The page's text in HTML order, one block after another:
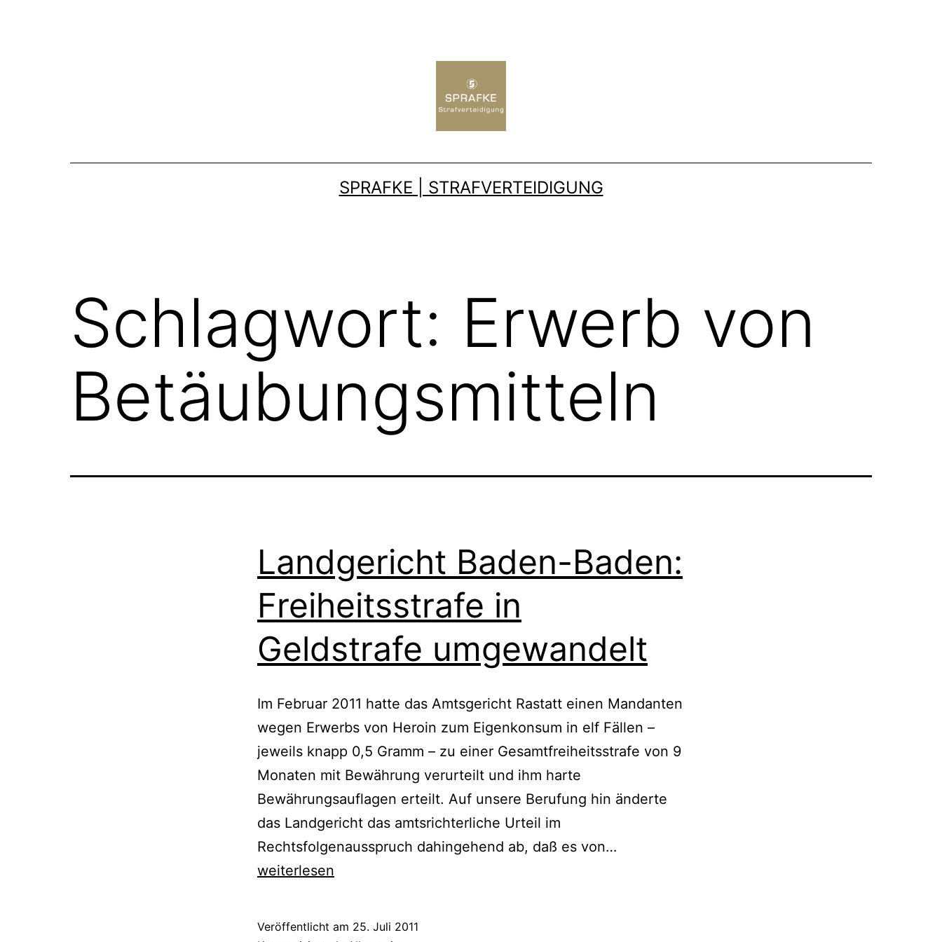
SPRAFKE | STRAFVERTEIDIGUNG
Schlagwort: Erwerb von
Betäubungsmitteln
Landgericht Baden-Baden:
Freiheitsstrafe in
Geldstrafe umgewandelt
Im Februar 2011 hatte das Amtsgericht Rastatt einen Mandanten
wegen Erwerbs von Heroin zum Eigenkonsum in elf Fällen –
jeweils knapp 0,5 Gramm – zu einer Gesamtfreiheitsstrafe von 9
Monaten mit Bewährung verurteilt und ihm harte
Bewährungsauflagen erteilt. Auf unsere Berufung hin änderte
das Landgericht das amtsrichterliche Urteil im
Rechtsfolgenausspruch dahingehend ab, daß es von…
weiterlesen
Veröffentlicht am 25. Juli 2011